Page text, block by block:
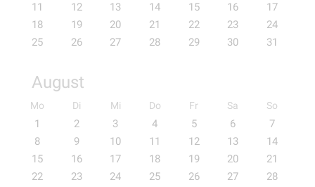
11
12 13 14 15 16
17
18
19 20 21 22 23
24
25
26 27 28 29 30 31
August
Mo Di Mi Do Fr Sa So
1 2 3 4 5 6
7
8
9 10 11 12 13
14
15
16 17 18 19 20
21
22
23 24 25 26 27
28